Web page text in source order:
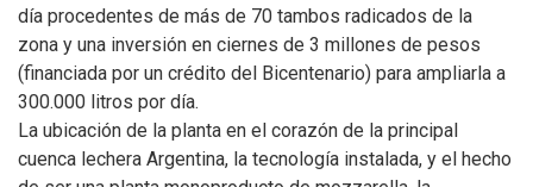
día procedentes de más de 70 tambos radicados de la
zona y una inversión en ciernes de 3 millones de pesos
(financiada por un crédito del Bicentenario) para ampliarla a
300.000 litros por día.
La ubicación de la planta en el corazón de la principal
cuenca lechera Argentina, la tecnología instalada, y el hecho